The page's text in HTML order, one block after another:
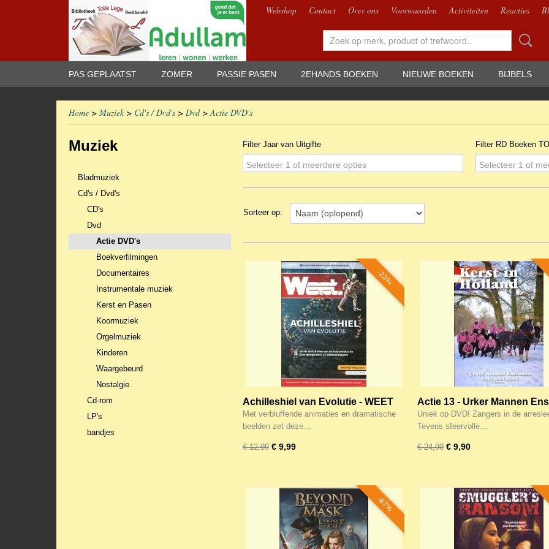
Webshop Contact Over ons Voorwaarden Activiteiten Reacties
PAS GEPLAATST ZOMER PASSIE PASEN 2EHANDS BOEKEN NIEUWE BOEKEN BIJBELS
Home > Muziek> Cd's / Dvd's > Dvd>Actie DVD's
Muziek
Bladmuziek
Cd's / Dvd's
CD's
Dvd
Actie DVD's
Boekverfilmingen
Documentaires
Instrumentale muziek
Kerst en Pasen
Koormuziek
Orgelmuziek
Kinderen
Waargebeurd
Nostalgie
Cd-rom
LP's
bandjes
Filter Jaar van Uitgifte
Selecteer 1 of meerdere opties
Filter RD Boeken
Selecteer 1 of
Sorteer op:
-23%
Achilleshiel van Evolutie - WEET
Documentaire (DVD)
Met verbluffende animaties en dramatische
beelden zet deze…
€ 12,99 € 9,99
Actie 13 - Urker Mannen
(DVD+CD) - Kerst in Holland
(Actie!)
Uniek op DVD! Zangers in de
Tevens sfeervolle…
€ 24,90 € 9,90
-67%